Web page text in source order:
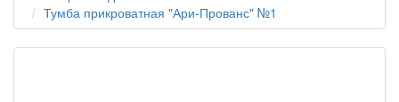
Тумба прикроватная "Ари-Прованс" №1